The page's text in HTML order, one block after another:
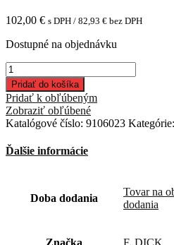
102,00 € s DPH / 82,93 € bez DPH
Dostupné na objednávku
množstvo
Kolískový
nôž
dvojitý-23cm
Pridať do košíka
Pridať k obľúbeným
Zobraziť obľúbené
Katalógové číslo: 9106023 Kategórie:
Ďalšie informácie
Doba dodania
Tovar na
dodania
Značka F. DICK